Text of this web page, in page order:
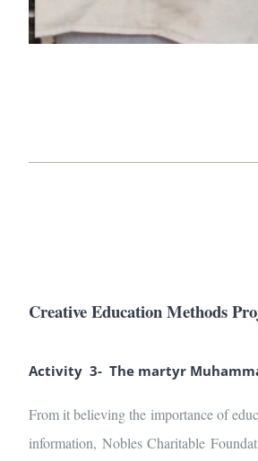
Creative Education Methods
Activity 3- The martyr
From it believing the importance of
information, Nobles Charitable